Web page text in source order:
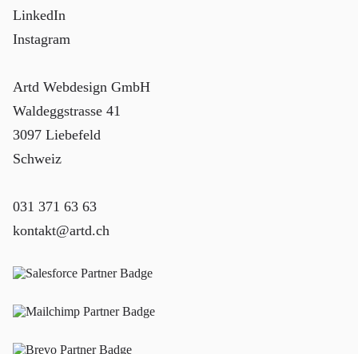
LinkedIn
Instagram
Artd Webdesign GmbH
Waldeggstrasse 41
3097 Liebefeld
Schweiz
031 371 63 63
kontakt@artd.ch